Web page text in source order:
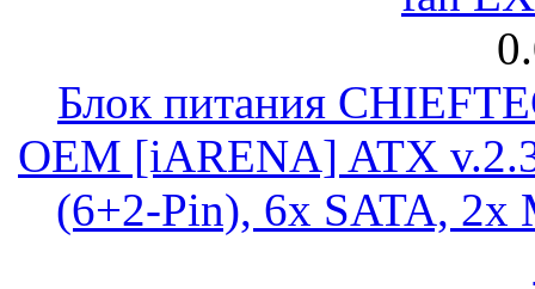
Блок питания
OEM [iARENA] ATX
(6+2-Pin), 6x SATA, 2x